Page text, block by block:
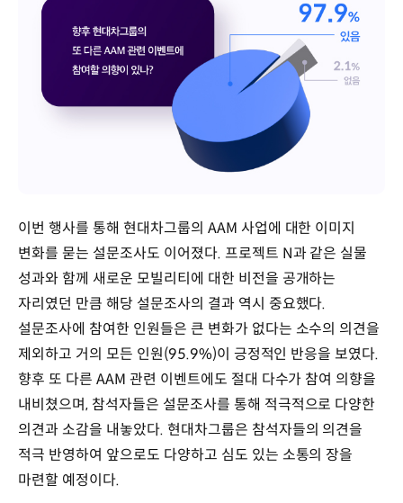
이번 행사를 통해 현대차그룹의 AAM 사업에 대한 이미지
변화를 묻는 설문조사도 이어졌다. 프로젝트 N과 같은 실물
성과와 함께 새로운 모빌리티에 대한 비전을 공개하는
자리였던 만큼 해당 설문조사의 결과 역시 중요했다.
설문조사에 참여한 인원들은 큰 변화가 없다는 소수의 의견을
제외하고 거의 모든 인원(95.9%)이 긍정적인 반응을 보였다.
향후 또 다른 AAM 관련 이벤트에도 절대 다수가 참여 의향을
내비쳤으며, 참석자들은 설문조사를 통해 적극적으로 다양한
의견과 소감을 내놓았다. 현대차그룹은 참석자들의 의견을
적극 반영하여 앞으로도 다양하고 심도 있는 소통의 장을
마련할 예정이다.